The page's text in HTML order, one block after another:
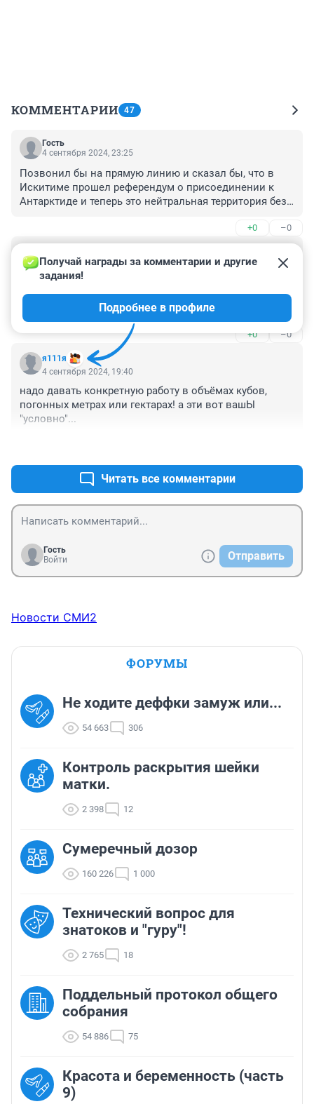
КОММЕНТАРИИ 47
Гость
4 сентября 2024, 23:25
Позвонил бы на прямую линию и сказал бы, что в
Искитиме прошел референдум о присоединении к
Антарктиде и теперь это нейтральная территория без
+0 –0
4 сентября 2024, 23:15
Позвонил и сообщил, что хочет высказаться.
Оператор ответил, что на эту общественно-
политическую тему могут высказываться только
прикормленные политологи.
+0 –0
я111я
Получай награды за комментарии и другие
задания!
Подробнее в профиле
4 сентября 2024, 19:40
надо давать конкретную работу в объёмах кубов,
погонных метрах или гектарах! а эти вот вашЫ
"условно"...
Читать все комментарии
Гость
Войти
Отправить
Новости СМИ2
ФОРУМЫ
Не ходите деффки замуж или...
54 663 306
Контроль раскрытия шейки
матки.
2 398 12
Сумеречный дозор
160 226 1 000
Технический вопрос для
знатоков и "гуру"!
2 765 18
Поддельный протокол общего
собрания
54 886 75
Красота и беременность (часть
9)